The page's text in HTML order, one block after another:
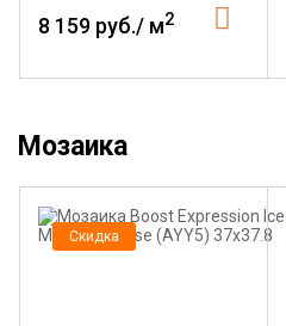
8 159 руб./ м2
Мозаика
Скидка